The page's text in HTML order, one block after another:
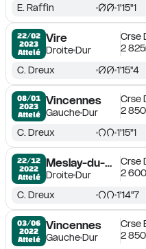
E. Raffin 1'15''1
22/02
2023
Attelé
Vire
DroiteDur
Crse
2
C. Dreux 1'15''4
08/01
2023
Attelé
Vincennes
GaucheDur
Crse
2
C. Dreux 1'15''1
22/12
2022
Attelé
Meslay-du-Maine
DroiteDur
Crse
2
C. Dreux 1'14''7
03/06
2022
Attelé
Vincennes
GaucheDur
Crse
2